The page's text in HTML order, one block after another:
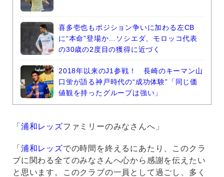
喜多壱也もポジション争いに加わる左CB
に“本命”登場か…ソシエダ、モロッコ代表
の30歳の2度目の獲得に近づく
2018年以来のJ1参戦！ 長崎のキーマン山
口蛍が語る神戸時代の“成功体験”「同じ価
値観を持ったグループは強い」
「 浦和レッズファミリーのみなさんへ」
「 浦和レッズでの時間を終えるにあたり、このクラ
ブに関わる全てのみなさんへ心から感謝を伝えたい
と思います。このクラブの一員として過ごし、多く